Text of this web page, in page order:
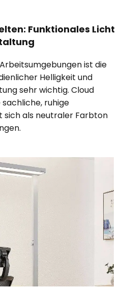
Funktionales Licht
ist die
Helligkeit und
sehr wichtig. Cloud
ruhige
sich als neutraler Farbton